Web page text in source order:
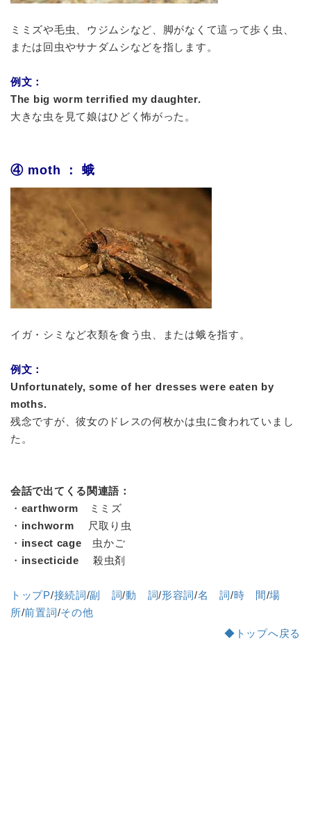
ミミズや毛虫、ウジムシなど、脚がなくて這って歩く虫、
または回虫やサナダムシなどを指します。
例文：
The big worm terrified my daughter.
大きな虫を見て娘はひどく怖がった。
④ moth ： 蛾
イガ・シミなど衣類を食う虫、または蛾を指す。
例文：
Unfortunately, some of her dresses were eaten by
moths.
残念ですが、彼女のドレスの何枚かは虫に食われていまし
た。
会話で出てくる関連語：
・ earthworm ミミズ
・ inchworm 尺取り虫
・ insect cage 虫かご
・ insecticide 殺虫剤
トップP/接続詞/副 詞/動 詞/形容詞/名 詞/時 間/場
所/前置詞/その他
◆トップへ戻る